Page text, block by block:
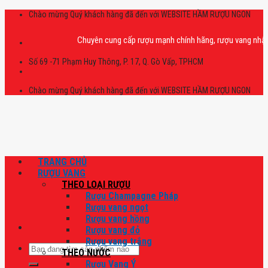
Skip
Chào mừng Quý khách hàng đã đến với WEBSITE HẦM RƯỢU NGON
Chuyên cung cấp rượu mạnh chính hãng, rượu vang nhập
Số 69 -71 Phạm Huy Thông, P. 17, Q. Gò Vấp, TPHCM
Chào mừng Quý khách hàng đã đến với WEBSITE HẦM RƯỢU NGON
Tìm
kiếm:
TRANG CHỦ
RƯỢU VANG
THEO LOẠI RƯỢU
Rượu Champagne Pháp
Rượu vang ngọt
Rượu vang hồng
Rượu vang đỏ
Rượu vang trắng
THEO NƯỚC
Rượu Vang Ý